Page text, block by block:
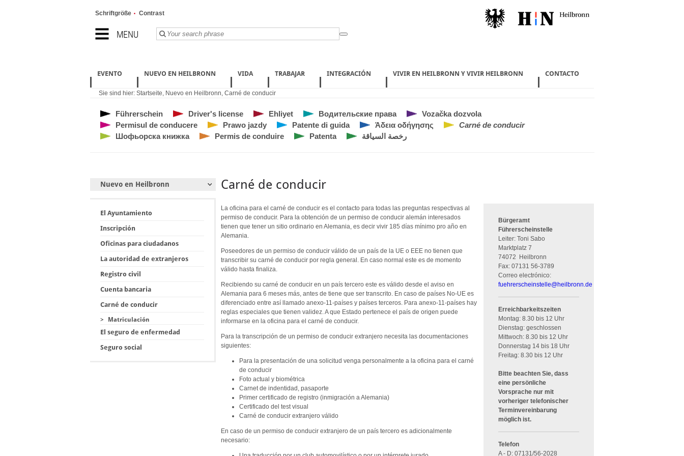
MENU
Schriftgröße Contrast
EVENTO NUEVO EN HEILBRONN VIDA TRABAJAR INTEGRACIÓN VIVIR EN HEILBRONN Y VIVIR HEILBRONN CONTACTO
Sie sind hier: Startseite, Nuevo en Heilbronn, Carné de conducir
Führerschein Driver's license Ehliyet Водительские права
Vozačka dozvola
Permisul de conducere
Prawo jazdy Patente di guida Άδεια οδήγησης
Carné de conducir
Шофьорска книжка
Permis de conduire Patenta رخصة السياقة
Nuevo en Heilbronn
El Ayuntamiento
Inscripción
Oficinas para ciudadanos
La autoridad de extranjeros
Registro civil
Cuenta bancaria
Carné de conducir
> Matriculación
El seguro de enfermedad
Seguro social
Carné de conducir
La oficina para el carné de conducir es el contacto para todas las preguntas respectivas al
permiso de conducir. Para la obtención de un permiso de conducir alemán interesados
tienen que tener un sitio ordinario en Alemania, es decir vivir 185 días mínimo pro año en
Alemania.
Poseedores de un permiso de conducir válido de un país de la UE o EEE no tienen que
transcribir su carné de conducir por regla general. En caso normal este es de momento
válido hasta finaliza.
Recibiendo su carné de conducir en un país tercero este es válido desde el aviso en
Alemania para 6 meses más, antes de tiene que ser transcrito. En caso de países No-UE es
diferenciado entre así llamado anexo-11-países y países terceros. Para anexo-11-países hay
reglas especiales que tienen validez. A que Estado pertenece el país de origen puede
informarse en la oficina para el carné de conducir.
Para la transcripción de un permiso de conducir extranjero necesita las documentaciones
siguientes:
Para la presentación de una solicitud venga personalmente a la oficina para el carné
de conducir
Foto actual y biométrica
Carnet de indentidad, pasaporte
Primer certificado de registro (inmigración a Alemania)
Certificado del test visual
Carné de conducir extranjero válido
En caso de un permiso de conducir extranjero de un país tercero es adicionalmente
necesario:
Bürgeramt
Führerscheinstelle
Leiter: Toni Sabo
Marktplatz 7
74072
Heilbronn
Fax:07131 56-3789
Correo electrónico:
fuehrerscheinstelle@heilbronn.de
Erreichbarkeitszeiten
Montag: 8.30 bis 12 Uhr
Dienstag: geschlossen
Mittwoch: 8.30 bis 12 Uhr
Donnerstag 14 bis 18 Uhr
Freitag: 8.30 bis 12 Uhr
Bitte beachten Sie, dass
eine persönliche
Vorsprache nur mit
vorheriger telefonischer
Terminvereinbarung
möglich ist.
Telefon
A - D: 07131/56-2028